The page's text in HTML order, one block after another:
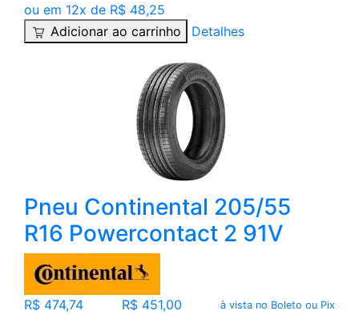
ou em 12x de R$ 48,25
Adicionar ao carrinho
Detalhes
Pneu Continental 205/55
R16 Powercontact 2 91V
R$ 474,74 R$ 451,00 à vista no Boleto ou Pix